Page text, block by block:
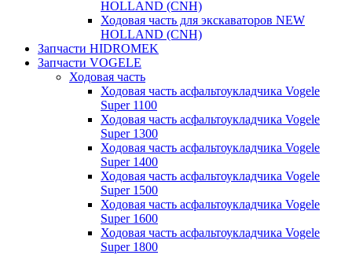
HOLLAND (CNH)
Ходовая часть для экскаваторов NEW
HOLLAND (CNH)
Запчасти HIDROMEK
Запчасти VOGELE
Ходовая часть
Ходовая часть асфальтоукладчика Vogele
Super 1100
Ходовая часть асфальтоукладчика Vogele
Super 1300
Ходовая часть асфальтоукладчика Vogele
Super 1400
Ходовая часть асфальтоукладчика Vogele
Super 1500
Ходовая часть асфальтоукладчика Vogele
Super 1600
Ходовая часть асфальтоукладчика Vogele
Super 1800